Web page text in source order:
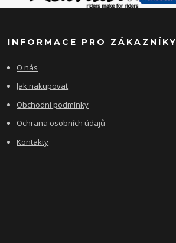
INFORMACE PRO ZÁKAZNÍKY
O nás
Jak nakupovat
Obchodní podmínky
Ochrana osobních údajů
Kontakty